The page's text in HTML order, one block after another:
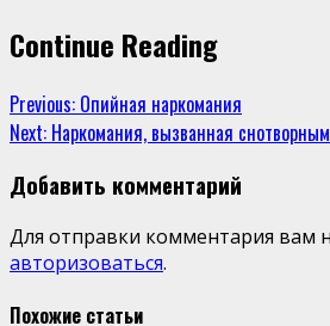
Continue Reading
Previous: Опийная наркомания
Next: Наркомания, вызванная
Добавить комментарий
Для отправки комментария вам
авторизоваться.
Похожие статьи